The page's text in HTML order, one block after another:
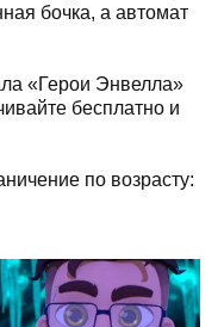
бочка, а автомат
«Герои Энвелла»
бесплатно и
по возрасту: